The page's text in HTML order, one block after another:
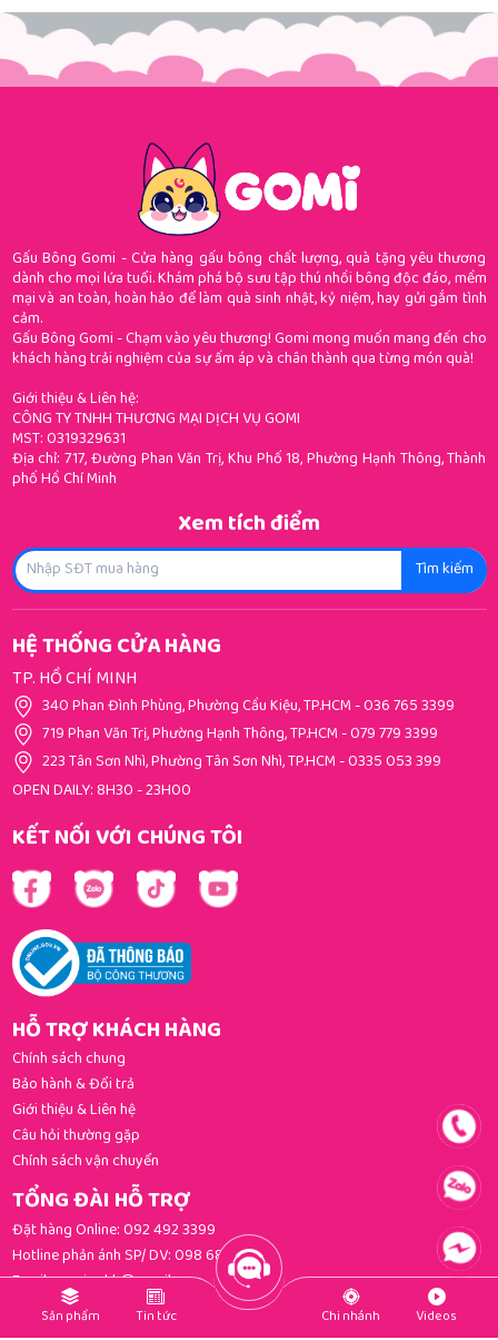
Gấu Bông Gomi - Cửa hàng gấu bông chất lượng, quà tặng yêu thương
dành cho mọi lứa tuổi. Khám phá bộ sưu tập thú nhồi bông độc đáo, mềm
mại và an toàn, hoàn hảo để làm quà sinh nhật, kỷ niệm, hay gửi gắm tình
cảm.
Gấu Bông Gomi - Chạm vào yêu thương! Gomi mong muốn mang đến cho
khách hàng trải nghiệm của sự ấm áp và chân thành qua từng món quà!
Giới thiệu & Liên hệ:
CÔNG TY TNHH THƯƠNG MẠI DỊCH VỤ GOMI
MST: 0319329631
Địa chỉ: 717, Đường Phan Văn Trị, Khu Phố 18, Phường Hạnh Thông, Thành
phố Hồ Chí Minh
Xem tích điểm
Tìm kiếm
HỆ THỐNG CỬA HÀNG
TP. HỒ CHÍ MINH
340 Phan Đình Phùng, Phường Cầu Kiệu, TP.HCM-036 765 3399
719 Phan Văn Trị, Phường Hạnh Thông, TP.HCM-079 779 3399
223 Tân Sơn Nhì, Phường Tân Sơn Nhì, TP.HCM-0335 053 399
OPEN DAILY: 8H30 - 23H00
KẾT NỐI VỚI CHÚNG TÔI
HỖ TRỢ KHÁCH HÀNG
Chính sách chung
Bảo hành & Đổi trả
Giới thiệu & Liên hệ
Câu hỏi thường gặp
Chính sách vận chuyển
TỔNG ĐÀI HỖ TRỢ
Đặt hàng Online:092 492 3399
Hotline phản ánh SP/ DV:098 681 3392
Email:gomi.cskh@gmail.com
PHƯƠNG THỨC THANH TOÁN
Sản phẩm Tin tức Chi nhánh Videos